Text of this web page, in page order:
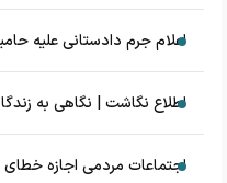
اعلام جرم دادستانی علیه
اطلاع نگاشت | نگاهی به
اجتماعات مردمی اجازه